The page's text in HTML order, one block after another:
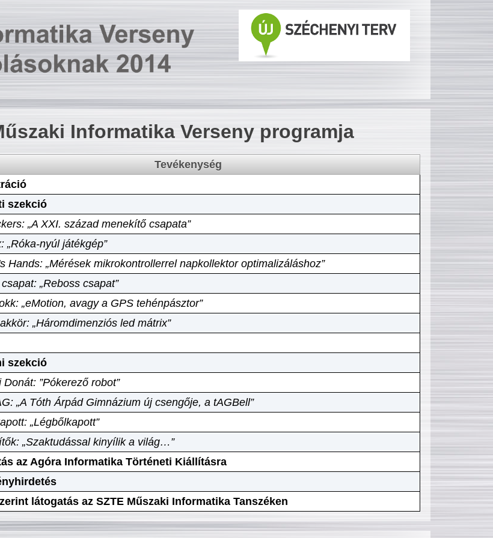
Informatika Verseny programja
Tevékenység
szekció
„A XXI. század menekítő csapata”
„Róka-nyúl játékgép”
Hands: „Mérések mikrokontrollerrel napkollektor optimalizáláshoz”
„Reboss csapat”
„eMotion, avagy a GPS tehénpásztor”
„Háromdimenziós led mátrix”
szekció
Donát: ”Pókerező robot”
„A Tóth Árpád Gimnázium új csengője, a tAGBell”
„Légbőlkapott”
„Szaktudással kinyílik a világ…”
az Agóra Informatika Történeti Kiállításra
látogatás az SZTE Műszaki Informatika Tanszéken